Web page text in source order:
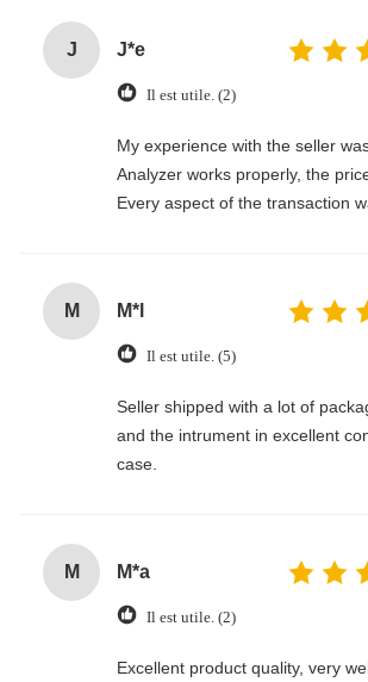
J J*e
Il est utile. (2)
My experience with the seller
Analyzer works properly, the
Every aspect of the transaction
M M*l
Il est utile. (5)
Seller shipped with a lot of
and the intrument in excellent
case.
M M*a
Il est utile. (2)
Excellent product quality, very